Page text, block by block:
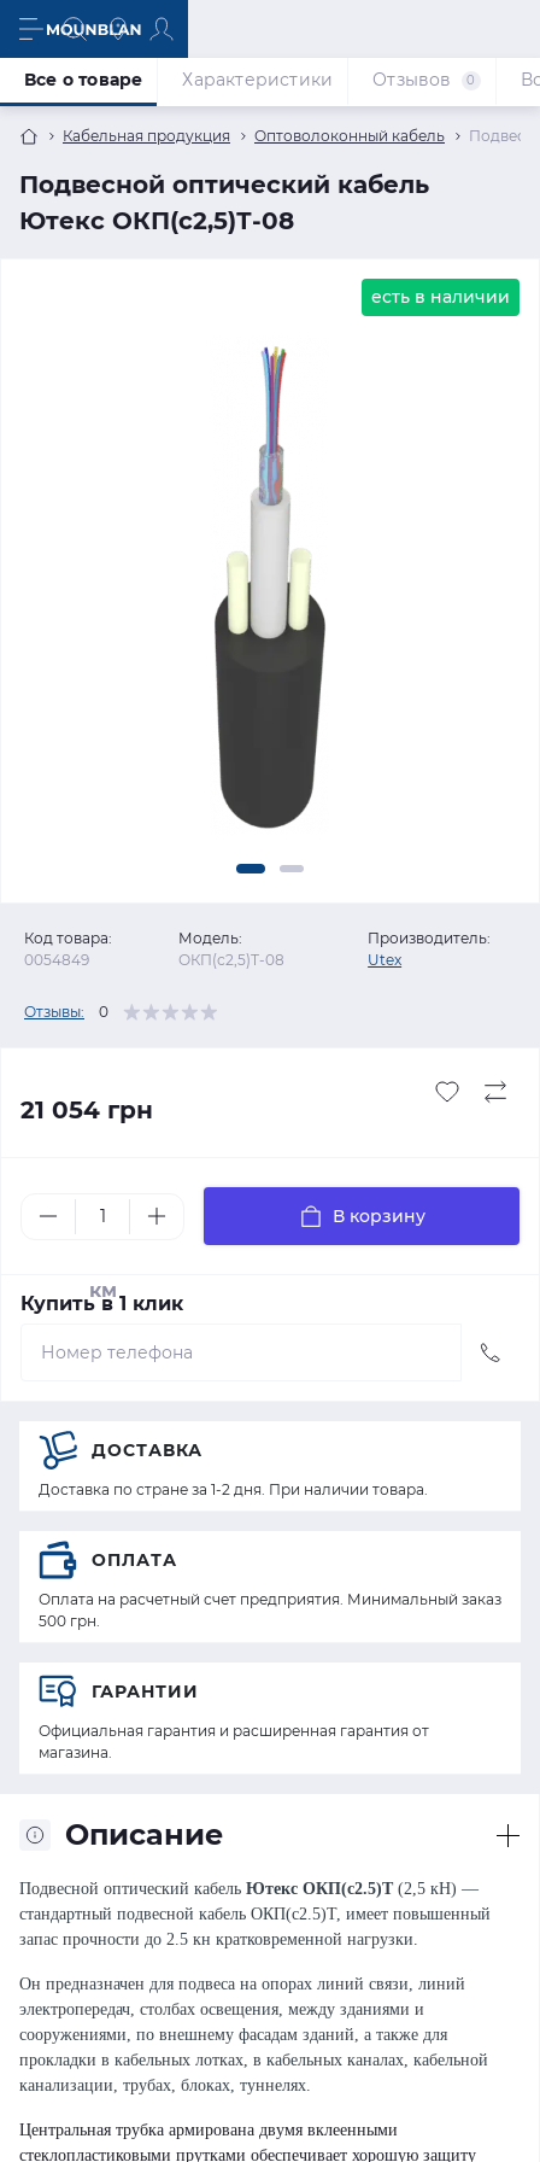
Кабельная продукция Оптоволоконный кабель
Подвесной оптический кабель
Ютекс ОКП(с2,5)Т-08
Все о товаре Характеристики Отзывов 0
есть в наличии
Код товара:
0054849
Модель:
ОКП(с2,5)Т-08
Производитель:
Utex
Отзывы: 0
21 054 грн
км
В корзину
Купить в 1 клик
Описание
Подвесной оптический кабель Ютекс ОКП(с2.5)Т(2,5 кН) —
стандартный подвесной кабель ОКП(с2.5)Т, имеет повышенный
запас прочности до 2.5 кн кратковременной нагрузки.
Он предназначен для подвеса на опорах линий связи, линий
электропередач, столбах освещения, между зданиями и
сооружениями, по внешнему фасадам зданий, а также для
прокладки в кабельных лотках, в кабельных каналах, кабельной
канализации, трубах, блоках, туннелях.
Центральная трубка армирована двумя вклеенными
стеклопластиковыми прутками обеспечивает хорошую защиту
ДОСТАВКА
Доставка по стране за 1-2 дня. При наличии товара.
ОПЛАТА
Оплата на расчетный счет предприятия. Минимальный заказ
500 грн.
ГАРАНТИИ
Официальная гарантия и расширенная гарантия от
магазина.